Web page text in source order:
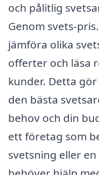
och pålitlig
Genom svets-
jämföra olika
offerter och läsa
kunder. Detta
den bästa
behov och din
ett företag som
svetsning eller